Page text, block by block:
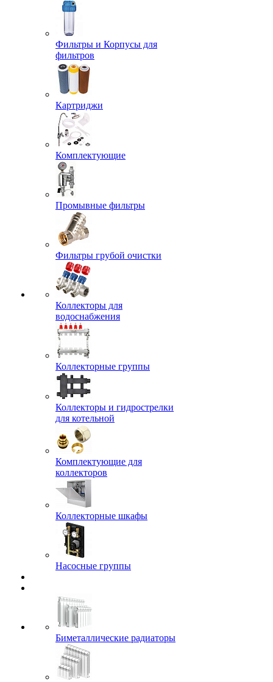
Фильтры и Корпусы для
фильтров
Картриджи
Комплектующие
Промывные фильтры
Фильтры грубой очистки
Коллекторы для
водоснабжения
Коллекторные группы
Коллекторы и гидрострелки
для котельной
Комплектующие для
коллекторов
Коллекторные шкафы
Насосные группы
Биметаллические радиаторы